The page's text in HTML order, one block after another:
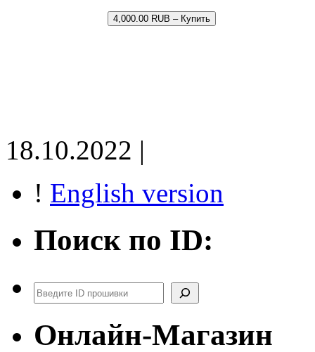
4,000.00 RUB – Купить
18.10.2022 |
! English version
Поиск по ID:
Поиск
Онлайн-Магазин